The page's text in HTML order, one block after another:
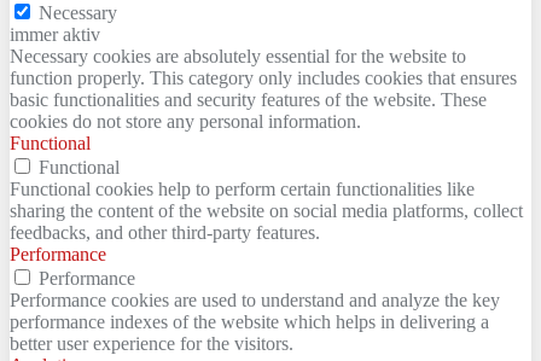
Necessary
immer aktiv
Necessary cookies are absolutely essential for the website to
function properly. This category only includes cookies that ensures
basic functionalities and security features of the website. These
cookies do not store any personal information.
Functional
Functional
Functional cookies help to perform certain functionalities like
sharing the content of the website on social media platforms, collect
feedbacks, and other third-party features.
Performance
Performance
Performance cookies are used to understand and analyze the key
performance indexes of the website which helps in delivering a
better user experience for the visitors.